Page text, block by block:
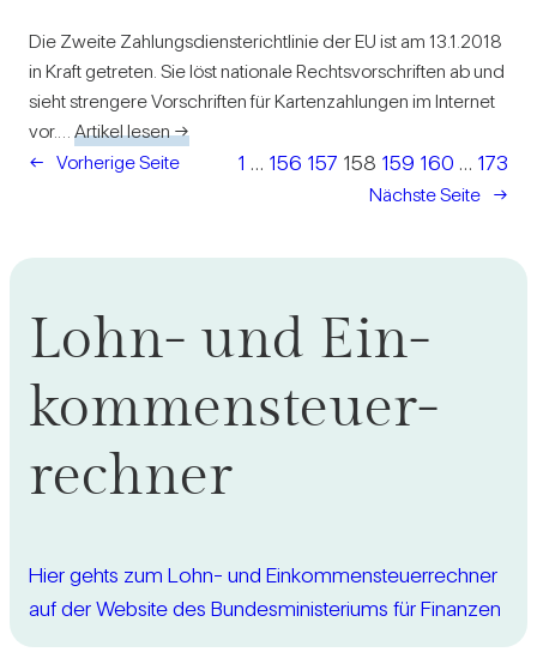
Die Zweite Zah­lungs­dienste­richt­linie der EU ist am 13.1.2018
in Kraft getreten. Sie löst natio­nale Rechts­vor­schriften ab und
sieht stren­gere Vor­schriften für Kar­ten­zah­lungen im Internet
vor.… Artikel lesen →
← Vor­he­rige Seite 1 … 156 157 158 159 160 … 173
Nächste Seite →
Lohn- und Ein­
kom­men­steu­er­
rechner
Hier gehts zum Lohn- und Ein­kom­men­steu­er­rechner
auf der Web­site des Bun­des­mi­nis­te­riums für Finanzen